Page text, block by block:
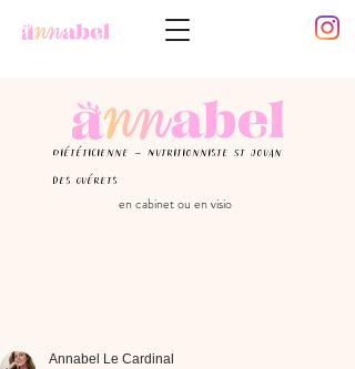
Diététicienne - Nutritionniste St Jouan
des guérets
en cabinet ou en visio
Annabel Le Cardinal